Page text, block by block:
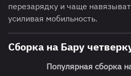
перезарядку и чаще
усиливая мобильность.
Сборка на Бару
Популярная сборка